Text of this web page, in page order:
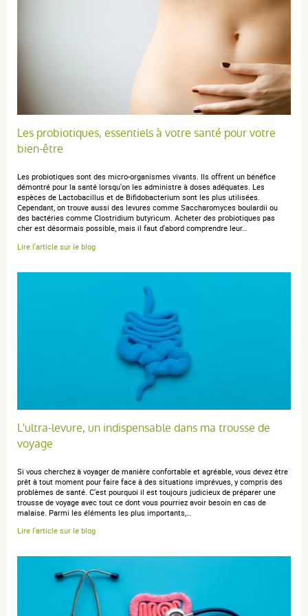
publié le 06 août 2024 suite à une commande du
5 / 5
Utile
anonymous a.publié le 04 octobre 2023 suite à une commande
du 22 septembre 2023
Pas encore testé mais je pense que son utilisation ne
peut être que positive. A suivre
publié le 27 août 2021 suite à une commande du
5 / 5
produit positif
anonymous a.
5 / 5
Excellent produit
Les probiotiques, essentiels à votre santé pour votre
bien-être
Les probiotiques sont des micro-organismes vivants. Ils offrent un bénéfice
démontré pour la santé lorsqu'on les administre à doses adéquates. Les
espèces de Lactobacillus et de Bifidobacterium sont les plus utilisées.
Cependant, on trouve aussi des levures comme Saccharomyces boulardii ou
des bactéries comme Clostridium butyricum. Acheter des probiotiques pas
cher est désormais possible, mais il faut d'abord comprendre leur…
Lire l'article sur le blog
L'ultra-levure, un indispensable dans ma trousse de
voyage
Si vous cherchez à voyager de manière confortable et agréable, vous devez être
prêt à tout moment pour faire face à des situations imprévues, y compris des
problèmes de santé. C'est pourquoi il est toujours judicieux de préparer une
trousse de voyage avec tout ce dont vous pourriez avoir besoin en cas de
malaise. Parmi les éléments les plus importants,…
Lire l'article sur le blog